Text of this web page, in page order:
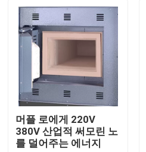
항온 배양기
냉각 인큐베이터
온도 습도 챔버
내후성 챔버
머플 로에게 220V
380V 산업적 써모린 노
를 덜어주는 에너지